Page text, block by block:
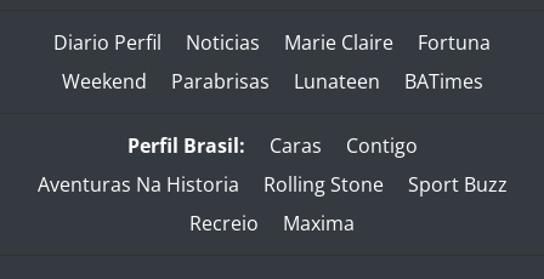
Diario Perfil Noticias Marie Claire
Fortuna
Weekend
Parabrisas Lunateen BATimes
Perfil Brasil: Caras
Contigo
Aventuras Na Historia
Rolling Stone
Sport Buzz
Recreio
Maxima